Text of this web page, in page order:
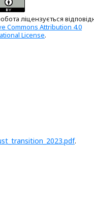
.
ліцензується
Commons Attribution 4.0
License.